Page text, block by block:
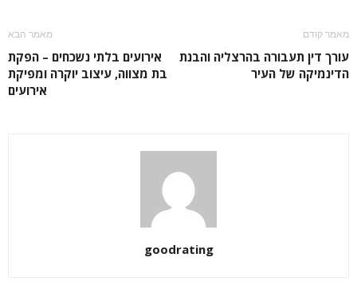
מאמר קודם
עורך דין תעבורה בהרצליה והבנת
הדינמיקה של העיר
מאמר הבא
אירועים בלתי נשכחים – הפקת
בת מצווה, עיצוב יוקרה ומפיקת
אירועים
goodrating